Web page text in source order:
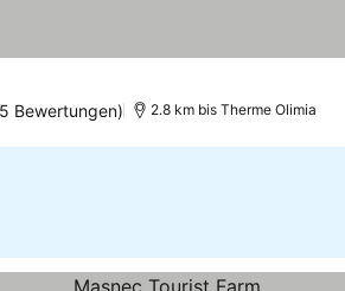
Bewertungen) 2.8 km bis Therme Olimia